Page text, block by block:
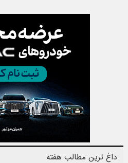
داغ ترین مطالب هفته